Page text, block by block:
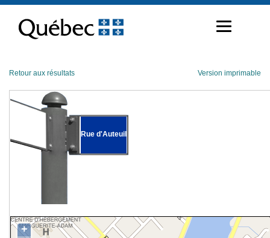
contenu
Retour aux résultats Version imprimable
Rue d'Auteuil
+